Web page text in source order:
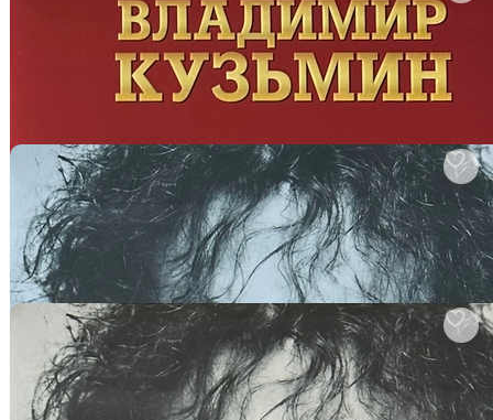
Владимир Кузьмин - Золотая коллекция рока 2LP (Россия
2024г.)
Виниловая пластинка
арт. 2885241838
Владимир Кузьмин - Семь Морей (Россия 2023г.)
Виниловая пластинка
В корзину
арт. 2826833599
Владимир Кузьмин - Семь Морей (Россия 2023г.) Purple
Виниловая пластинка